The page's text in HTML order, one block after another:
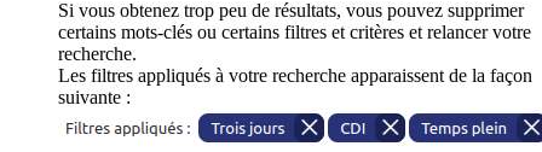
Si vous obtenez trop peu de résultats, vous pouvez supprimer
certains mots-clés ou certains filtres et critères et relancer votre
recherche.
Les filtres appliqués à votre recherche apparaissent de la façon
suivante :